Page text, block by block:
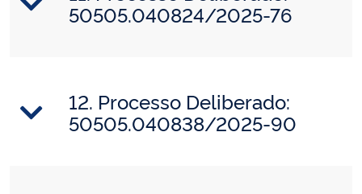
50505.040824/2025-76
12. Processo Deliberado:
50505.040838/2025-90